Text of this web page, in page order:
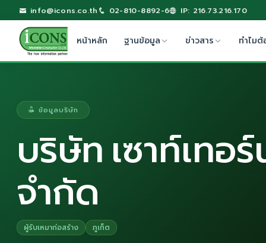
info@icons.co.th 02-810-8892-6 IP: 216.73.216.170
หน้าหลัก ฐานข้อมูล ข่าวสาร ทำไมต้
ข้อมูลบริษัท
บริษัท เซาท์เทอ
จำกัด
ผู้รับเหมาก่อสร้าง ภูเก็ต